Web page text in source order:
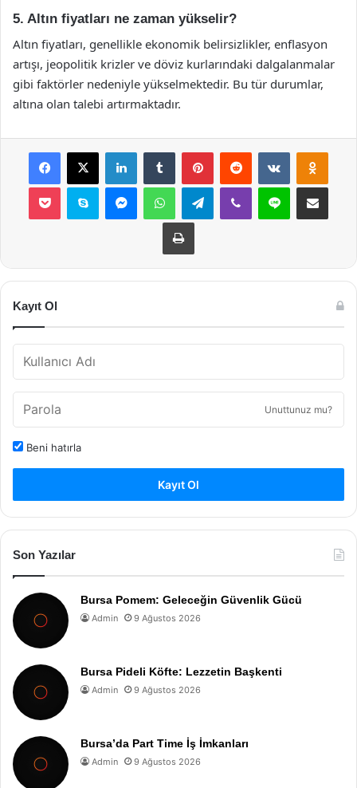
5. Altın fiyatları ne zaman yükselir?
Altın fiyatları, genellikle ekonomik belirsizlikler, enflasyon
artışı, jeopolitik krizler ve döviz kurlarındaki dalgalanmalar
gibi faktörler nedeniyle yükselmektedir. Bu tür durumlar,
altına olan talebi artırmaktadır.
Facebook
X LinkedInTumblr PinterestReddit VKontakte
Pocket Skype MessengerWhatsAppTelegramViber Line E-Posta ile
Yazdır
Kayıt Ol
Unuttunuz mu?
Beni hatırla
Kayıt Ol
Son Yazılar
Bursa Pomem: Geleceğin Güvenlik Gücü
Admin 9 Ağustos 2026
Bursa Pideli Köfte: Lezzetin Başkenti
Admin 9 Ağustos 2026
Bursa’da Part Time İş İmkanları
Admin 9 Ağustos 2026